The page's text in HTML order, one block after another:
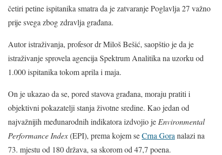
četiri petine ispitanika smatra da je zatvaranje Poglavlja 27 važno
prije svega zbog zdravlja građana.
Autor istraživanja, profesor dr Miloš Bešić, saopštio je da je
istraživanje sprovela agencija Spektrum Analitika na uzorku od
1.000 ispitanika tokom aprila i maja.
On je ukazao da se, pored stavova građana, moraju pratiti i
objektivni pokazatelji stanja životne sredine. Kao jedan od
najvažnijih međunarodnih indikatora izdvojio je Environmental
Performance Index(EPI), prema kojem seCrna Gora nalazi na
73. mjestu od 180 država, sa skorom od 47,7 poena.